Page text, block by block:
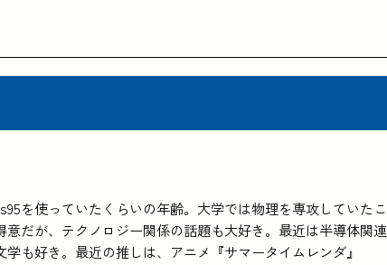
を使っていたくらいの年齢。大学では物理を専攻していたこ
だが、テクノロジー関係の話題も大好き。最近は半導体関連
も好き。最近の推しは、アニメ『サマータイムレンダ』